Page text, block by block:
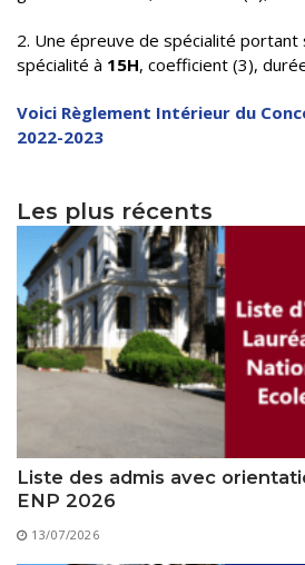
Programmes
Imprimés des
Imprimes de post
Charte de Déontologie et
2. Une épreuve de spécialité
spécialité à 15H, coefficient (3),
Voici Règlement Intérieur du
2022-2023
Les plus récents
Liste des admis avec
ENP 2026
13/07/2026